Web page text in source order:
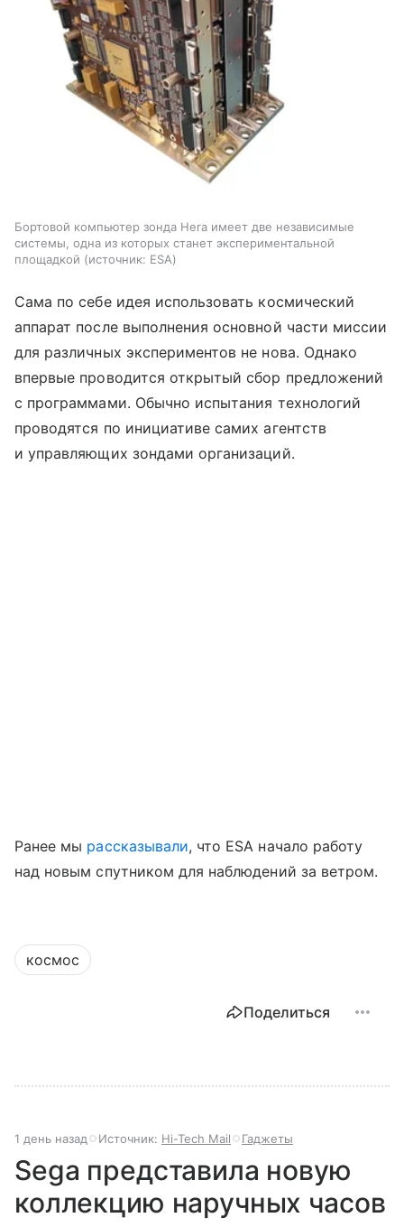
Бортовой компьютер зонда Hera имеет две независимые
системы, одна из которых станет экспериментальной
площадкой
источник: ESA
Сама по себе идея использовать космический
аппарат после выполнения основной части миссии
для различных экспериментов не нова. Однако
впервые проводится открытый сбор предложений
с программами. Обычно испытания технологий
проводятся по инициативе самих агентств
и управляющих зондами организаций.
Ранее мы рассказывали, что ESA начало работу
над новым спутником для наблюдений за ветром.
космос
Поделиться
1 день назад Источник: Hi-Tech Mail Гаджеты
Sega представила новую
коллекцию наручных часов